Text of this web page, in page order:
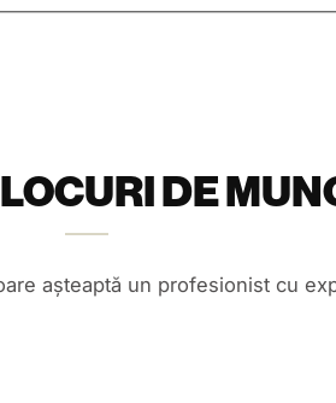
DE
așteaptă un profesionist cu